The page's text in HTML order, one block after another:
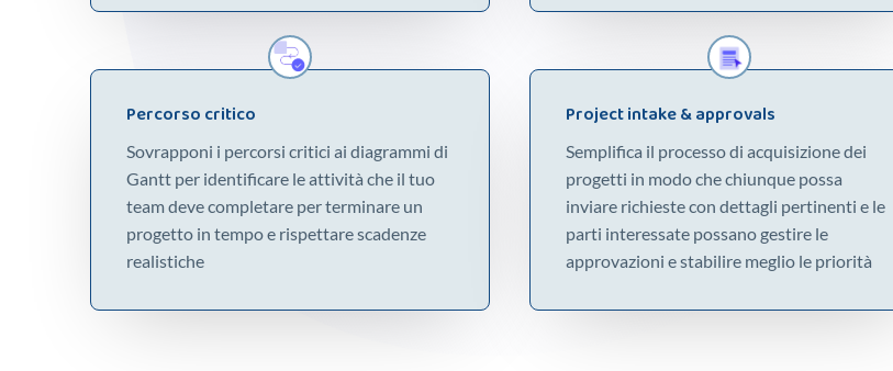
Percorso critico
Sovrapponi i percorsi critici ai diagrammi di
Gantt per identificare le attività che il tuo
team deve completare per terminare un
progetto in tempo e rispettare scadenze
realistiche
Project intake & approvals
Semplifica il processo di acquisizione dei
progetti in modo che chiunque possa
inviare richieste con dettagli pertinenti e le
parti interessate possano gestire le
approvazioni e stabilire meglio le priorità